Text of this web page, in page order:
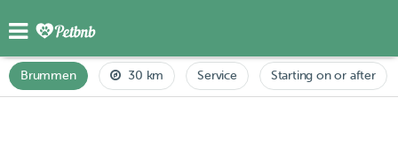
Brummen 30 km Service Starting on or after